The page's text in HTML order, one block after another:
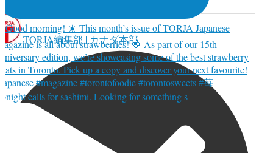
TORJA編集部 | カナダ本部
calls for sashimi. Looking for something s